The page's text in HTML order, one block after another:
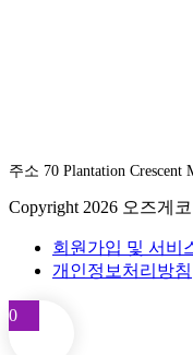
주소 70 Plantation Crescent
Copyright 2026 오즈게
회원가입 및 서비
개인정보처리방침
0